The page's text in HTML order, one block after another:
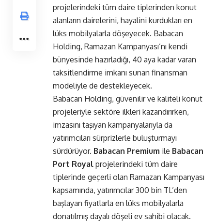
projelerindeki tüm daire tiplerinden konut
alanların dairelerini, hayalini kurdukları en
lüks mobilyalarla döşeyecek. Babacan
Holding, Ramazan Kampanyası’nı kendi
bünyesinde hazırladığı, 40 aya kadar varan
taksitlendirme imkanı sunan finansman
modeliyle de destekleyecek.
Babacan Holding, güvenilir ve kaliteli konut
projeleriyle sektöre ilkleri kazandırırken,
imzasını taşıyan kampanyalarıyla da
yatırımcıları sürprizlerle buluşturmayı
sürdürüyor. Babacan Premium ile Babacan
Port Royal projelerindeki tüm daire
tiplerinde geçerli olan Ramazan Kampanyası
kapsamında, yatırımcılar 300 bin TL’den
başlayan fiyatlarla en lüks mobilyalarla
donatılmış dayalı döşeli ev sahibi olacak.